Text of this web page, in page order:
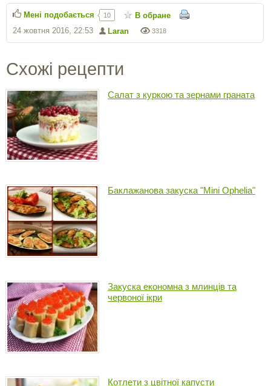
3318
Laran
24 жовтня 2016, 22:53
Мені подобається 10 В обране
Схожі рецепти
Салат з куркою та зернами граната
Баклажанова закуска "Mini Ophelia"
Закуска економна з млинців та
червоної ікри
Котлети з цвітної капусти